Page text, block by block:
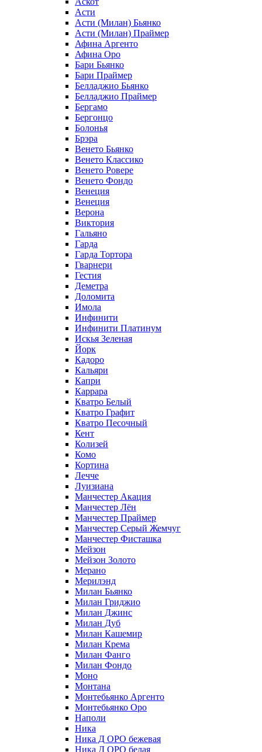
Асти
Асти (Милан) Бьянко
Асти (Милан) Праймер
Афина Аргенто
Афина Оро
Бари Бьянко
Бари Праймер
Белладжио Бьянко
Белладжио Праймер
Бергамо
Бергонцо
Болонья
Брэра
Венето Бьянко
Венето Классико
Венето Ровере
Венето Фондо
Венеция
Венеция
Верона
Виктория
Гальяно
Гарда
Гарда Тортора
Гварнери
Гестия
Деметра
Доломита
Имола
Инфинити
Инфинити Платинум
Искья Зеленая
Йорк
Кадоро
Кальяри
Капри
Каррара
Кватро Белый
Кватро Графит
Кватро Песочный
Кент
Колизей
Комо
Кортина
Лечче
Луизиана
Манчестер Акация
Манчестер Лён
Манчестер Праймер
Манчестер Серый Жемчуг
Манчестер Фисташка
Мейзон
Мейзон Золото
Мерано
Мерилэнд
Милан Бьянко
Милан Гриджио
Милан Джинс
Милан Дуб
Милан Кашемир
Милан Крема
Милан Фанго
Милан Фондо
Моно
Монтана
Монтебьянко Аргенто
Монтебьянко Оро
Наполи
Ника
Ника Д ОРО бежевая
Ника Д ОРО белая